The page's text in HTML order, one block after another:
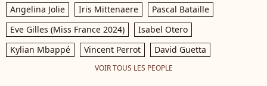
Angelina Jolie Iris Mittenaere
Pascal Bataille
Eve Gilles (Miss France 2024)
Isabel Otero
Kylian Mbappé
Vincent Perrot David Guetta
VOIR TOUS LES PEOPLE